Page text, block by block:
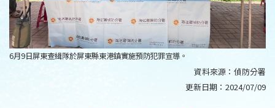
6月9日屏東查緝隊於屏東縣東港鎮實施預防犯罪宣導。
資料來源： 偵防分署
更新日期： 2024/07/09